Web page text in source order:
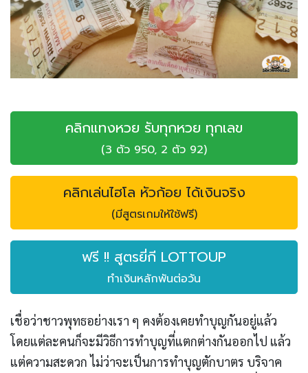
คลิกแทงหวย รับทุกหวย ทุกเลข
(3 ตัว 950, 2 ตัว 92)
คลิกเล่นไฮโล หัวก้อย ได้เงินจริง
(มีสูตรเกมให้ใช้ฟรี)
ฟรี !! สูตรยี่กี LOTTOUP
ทำเงินหลักพันต่อวัน
เชื่อว่าชาวพุทธอย่างเรา ๆ คงต้องเคยทำบุญกันอยู่แล้ว
โดยแต่ละคนก็จะมีวิธีการทำบุญที่แตกต่างกันออกไป แล้ว
แต่ความสะดวก ไม่ว่าจะเป็นการทำบุญตักบาตร บริจาค